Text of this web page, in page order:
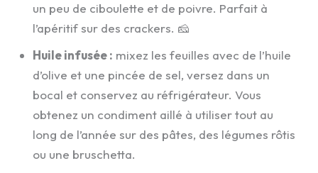
un peu de ciboulette et de poivre. Parfait à
l’apéritif sur des crackers. 🧀
Huile infusée : mixez les feuilles avec de l’huile
d’olive et une pincée de sel, versez dans un
bocal et conservez au réfrigérateur. Vous
obtenez un condiment aillé à utiliser tout au
long de l’année sur des pâtes, des légumes rôtis
ou une bruschetta.